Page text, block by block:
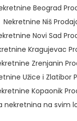
Beograd
Nekretnine Niš
Novi Sad
Kragujevac
Zrenjanin
Užice i Zlatibor
Kopaonik
nekretnina na svim